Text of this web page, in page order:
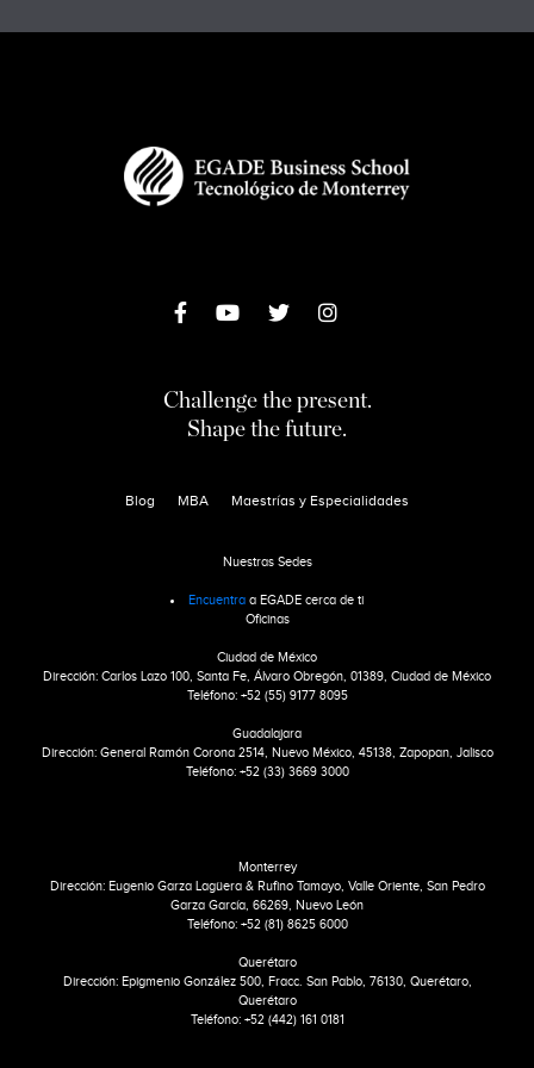
Challenge the present.
Shape the future.
Blog MBA Maestrías y Especialidades
Nuestras Sedes
Encuentra a EGADE cerca de ti
Oficinas
Ciudad de México
Dirección: Carlos Lazo 100, Santa Fe, Álvaro Obregón, 01389, Ciudad de México
Teléfono: +52 (55) 9177 8095
Guadalajara
Dirección: General Ramón Corona 2514, Nuevo México, 45138, Zapopan, Jalisco
Teléfono: +52 (33) 3669 3000
Monterrey
Dirección: Eugenio Garza Lagüera & Rufino Tamayo, Valle Oriente, San Pedro
Garza García, 66269, Nuevo León
Teléfono: +52 (81) 8625 6000
Querétaro
Dirección: Epigmenio González 500, Fracc. San Pablo, 76130, Querétaro,
Querétaro
Teléfono: +52 (442) 161 0181